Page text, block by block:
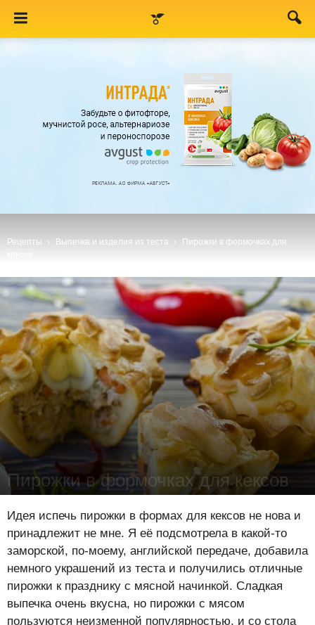
Рецепты Выпечка и изделия из теста
Пирожки в формочках для
Пирожки в формочках для кексов
Идея испечь пирожки в формах для кексов не нова и
принадлежит не мне. Я её подсмотрела в какой-то
заморской, по-моему, английской передаче, добавила
немного украшений из теста и получились отличные
пирожки к празднику с мясной начинкой. Сладкая
выпечка очень вкусна, но пирожки с мясом
пользуются неизменной популярностью, и со стола